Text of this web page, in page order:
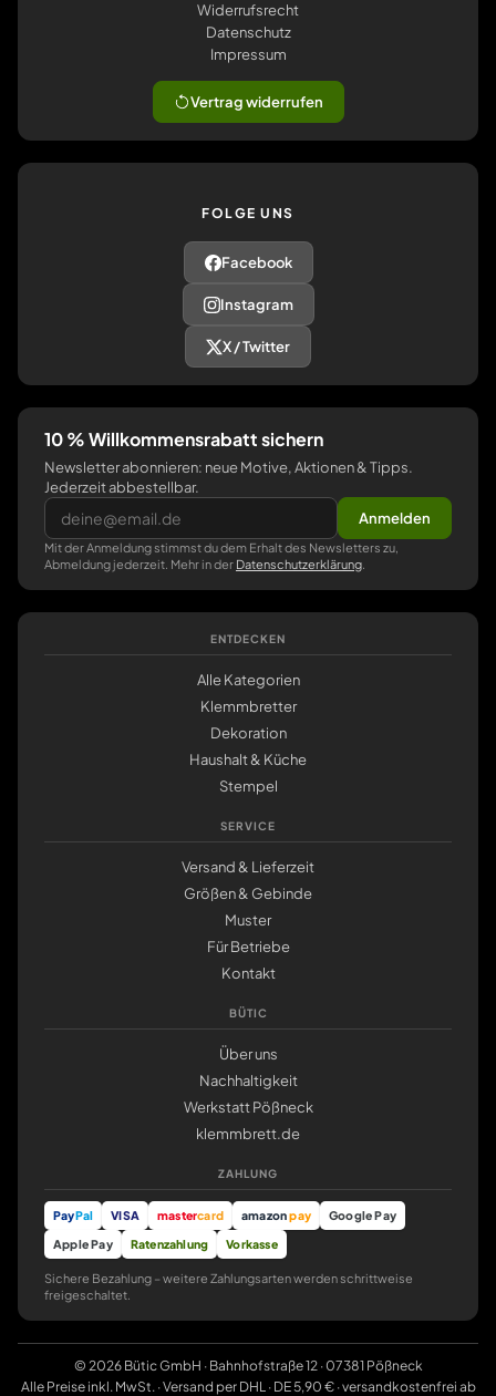
Widerrufsrecht
Datenschutz
Impressum
Vertrag widerrufen
FOLGE UNS
Facebook
Instagram
X / Twitter
10 % Willkommensrabatt sichern
Newsletter abonnieren: neue Motive, Aktionen & Tipps.
Jederzeit abbestellbar.
Anmelden
Mit der Anmeldung stimmst du dem Erhalt des Newsletters zu,
Abmeldung jederzeit. Mehr in der Datenschutzerklärung
ENTDECKEN
Alle Kategorien
Klemmbretter
Dekoration
Haushalt & Küche
Stempel
SERVICE
Versand & Lieferzeit
Größen & Gebinde
Muster
Für Betriebe
Kontakt
BÜTIC
Über uns
Nachhaltigkeit
Werkstatt Pößneck
klemmbrett.de
ZAHLUNG
PayPal VISA mastercard amazonpay
Google Pay
Apple Pay
Ratenzahlung Vorkasse
Sichere Bezahlung – weitere Zahlungsarten werden schrittweise
freigeschaltet.
© 2026 Bütic GmbH · Bahnhofstraße 12 · 07381 Pößneck
Alle Preise inkl. MwSt. · Versand per DHL · DE 5,90 € · versandkostenfrei ab